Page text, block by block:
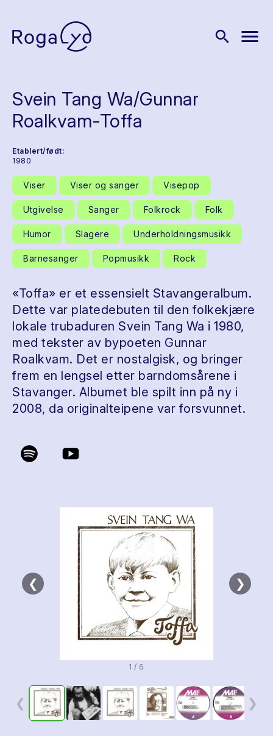
search menu
Svein Tang Wa/Gunnar
Roalkvam-Toffa
Etablert/født:
1980
Viser Viser og sanger Visepop
Utgivelse Sanger Folkrock Folk
Humor Slagere Underholdningsmusikk
Barnesanger Popmusikk Rock
«Toffa» er et essensielt Stavangeralbum.
Dette var platedebuten til den folkekjære
lokale trubaduren Svein Tang Wa i 1980,
med tekster av bypoeten Gunnar
Roalkvam. Det er nostalgisk, og bringer
frem en lengsel etter barndomsårene i
Stavanger. Albumet ble spilt inn på ny i
2008, da originalteipene var forsvunnet.
❮ ❯
1 / 6
❮ ❯